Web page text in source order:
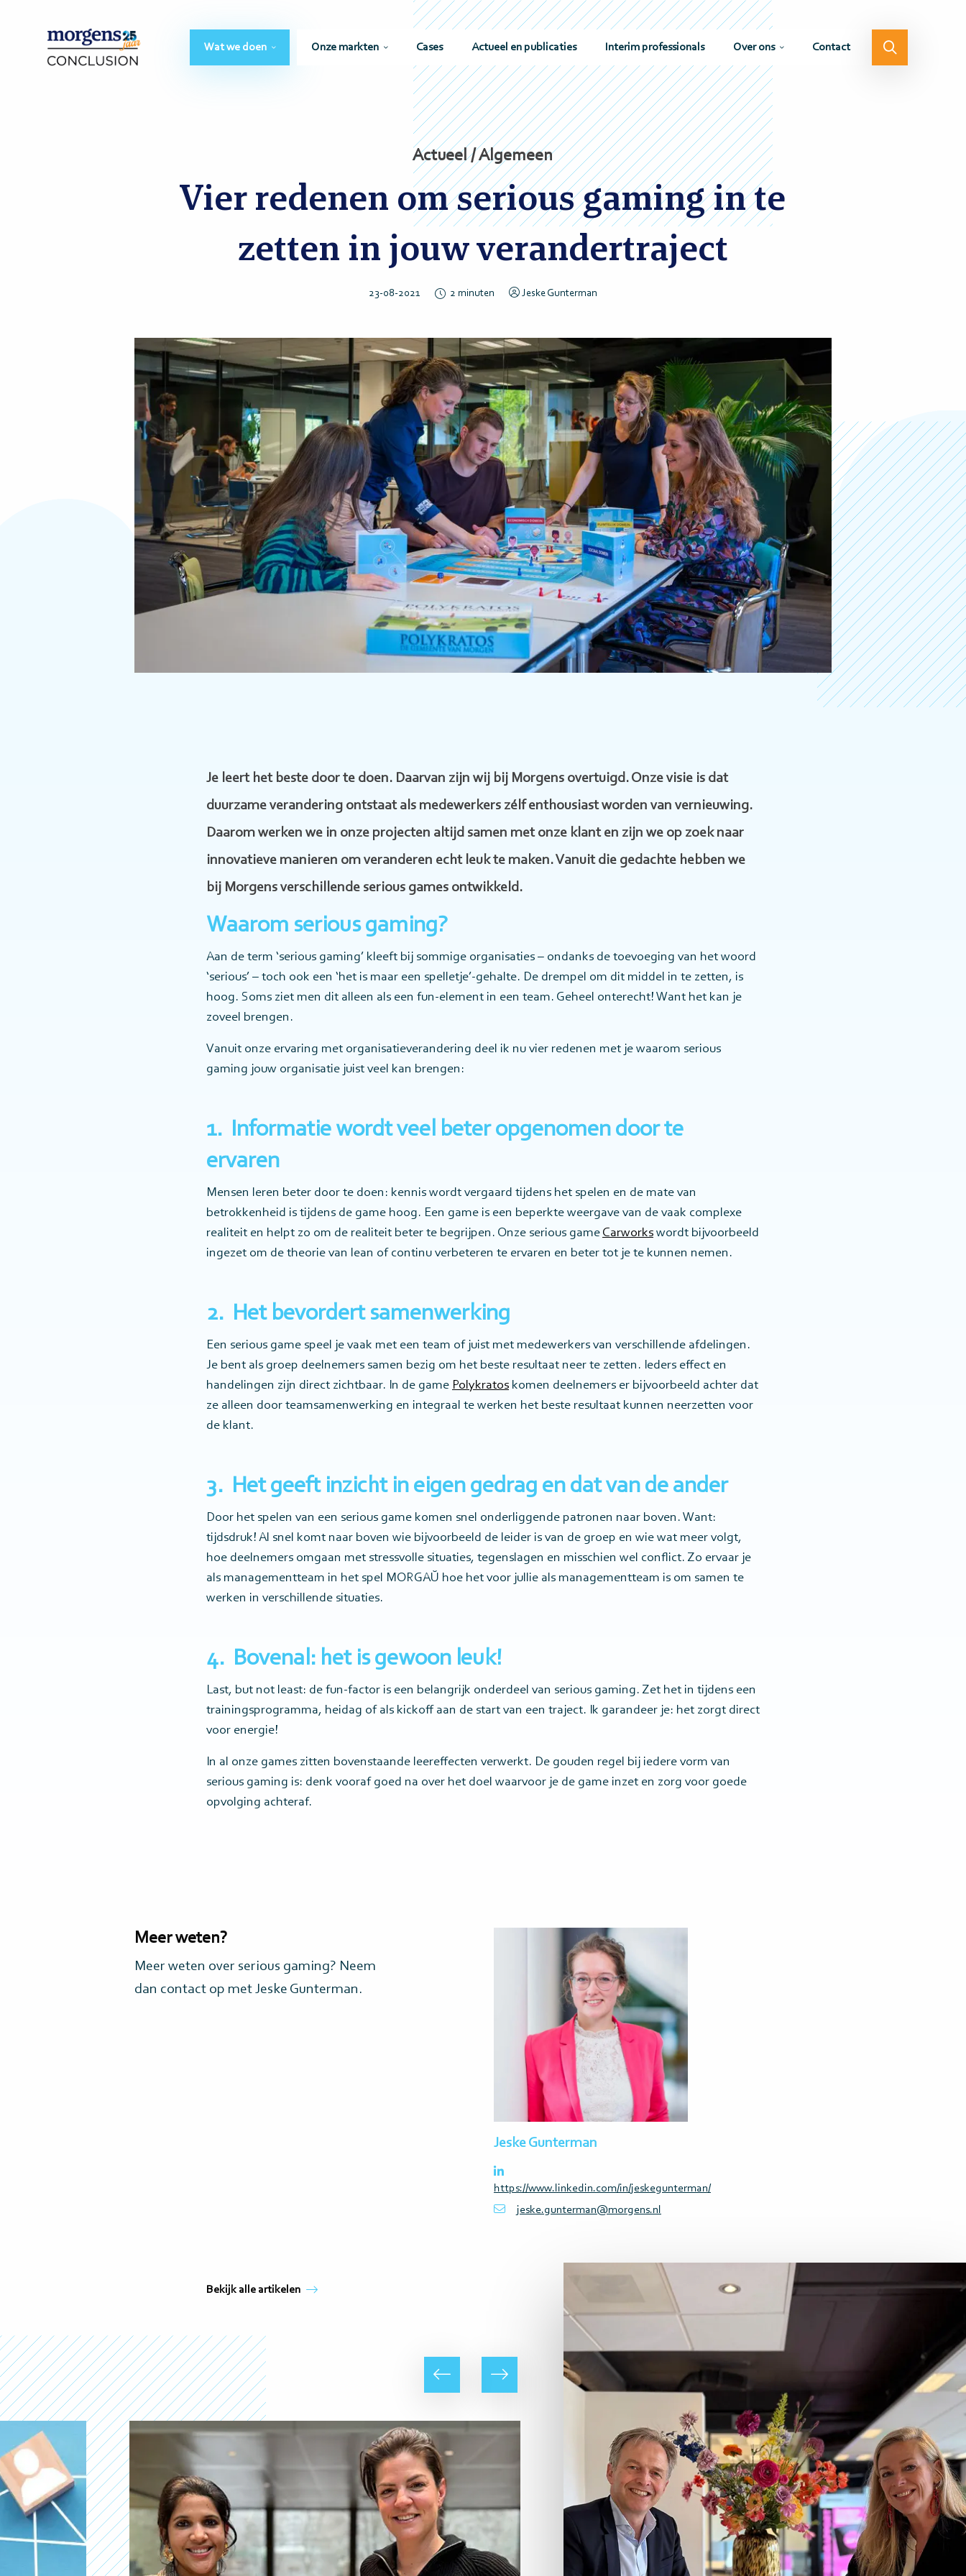
Wat we doen Onze markten Cases Actueel en publicaties Interim professionals Over ons Contact
Actueel / Algemeen
Vier redenen om serious gaming in te
zetten in jouw verandertraject
23-08-2021 2 minuten Jeske Gunterman
Je leert het beste door te doen. Daarvan zijn wij bij Morgens overtuigd. Onze visie is dat
duurzame verandering ontstaat als medewerkers zélf enthousiast worden van vernieuwing.
Daarom werken we in onze projecten altijd samen met onze klant en zijn we op zoek naar
innovatieve manieren om veranderen echt leuk te maken. Vanuit die gedachte hebben we
bij Morgens verschillende serious games ontwikkeld.
Waarom serious gaming?
Aan de term ‘serious gaming’ kleeft bij sommige organisaties – ondanks de toevoeging van het woord
‘serious’ – toch ook een ‘het is maar een spelletje’-gehalte. De drempel om dit middel in te zetten, is
hoog. Soms ziet men dit alleen als een fun-element in een team. Geheel onterecht! Want het kan je
zoveel brengen.
Vanuit onze ervaring met organisatieverandering deel ik nu vier redenen met je waarom serious
gaming jouw organisatie juist veel kan brengen:
1. Informatie wordt veel beter opgenomen door te
ervaren
Mensen leren beter door te doen: kennis wordt vergaard tijdens het spelen en de mate van
betrokkenheid is tijdens de game hoog. Een game is een beperkte weergave van de vaak complexe
realiteit en helpt zo om de realiteit beter te begrijpen. Onze serious game Carworks wordt bijvoorbeeld
ingezet om de theorie van lean of continu verbeteren te ervaren en beter tot je te kunnen nemen.
2. Het bevordert samenwerking
Een serious game speel je vaak met een team of juist met medewerkers van verschillende afdelingen.
Je bent als groep deelnemers samen bezig om het beste resultaat neer te zetten. Ieders effect en
handelingen zijn direct zichtbaar. In de game Polykratos komen deelnemers er bijvoorbeeld achter dat
ze alleen door teamsamenwerking en integraal te werken het beste resultaat kunnen neerzetten voor
de klant.
3. Het geeft inzicht in eigen gedrag en dat van de ander
Door het spelen van een serious game komen snel onderliggende patronen naar boven. Want:
tijdsdruk! Al snel komt naar boven wie bijvoorbeeld de leider is van de groep en wie wat meer volgt,
hoe deelnemers omgaan met stressvolle situaties, tegenslagen en misschien wel conflict. Zo ervaar je
als managementteam in het spel MORGAŬ hoe het voor jullie als managementteam is om samen te
werken in verschillende situaties.
4. Bovenal: het is gewoon leuk!
Last, but not least: de fun-factor is een belangrijk onderdeel van serious gaming. Zet het in tijdens een
trainingsprogramma, heidag of als kickoff aan de start van een traject. Ik garandeer je: het zorgt direct
voor energie!
In al onze games zitten bovenstaande leereffecten verwerkt. De gouden regel bij iedere vorm van
serious gaming is: denk vooraf goed na over het doel waarvoor je de game inzet en zorg voor goede
opvolging achteraf.
Meer weten?
Meer weten over serious gaming? Neem
dan contact op met Jeske Gunterman.
Jeske Gunterman
https://www.linkedin.com/in/jeskegunterman/
jeske.gunterman@morgens.nl
Bekijk alle artikelen
Volgende
meer
Vorige